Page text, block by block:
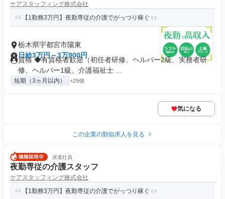
ケアスタッフィング株式会社
【1勤務3万円】夜勤専従の介護でがっつり稼ぐ
栃木県宇都宮市陽東
日給3万円～3万900円
資格 ◆有資格者歓迎（初任者研修、ヘルパー2級、実務者研
修、ヘルパー1級、介護福祉士 ...
短期（3ヵ月以内） +29個
気になる
この企業の類似求人を見る
派遣社員
夜勤専従の介護スタッフ
ケアスタッフィング株式会社
【1勤務3万円】夜勤専従の介護でがっつり稼ぐ